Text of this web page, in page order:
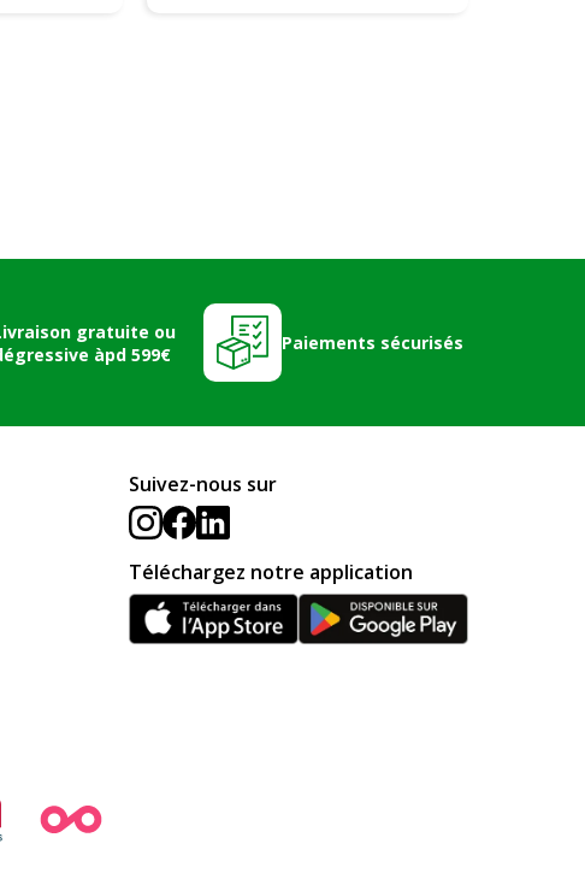
gratuite ou
àpd 599€
Paiements sécurisés
Suivez-nous sur
Téléchargez notre application